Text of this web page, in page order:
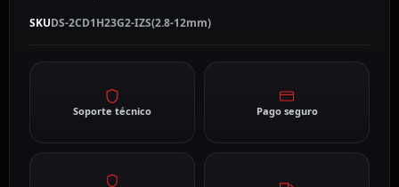
SKUDS-2CD1H23G2-IZS(2.8-12mm)
Soporte técnico Pago seguro